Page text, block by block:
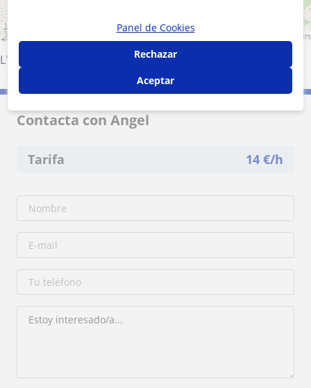
1 km
3000 ft
Leaflet| © contributors
L'Alcúdia de Crespins Canals
Contacta con Angel
Tarifa 14 €/h
Panel de Cookies
Rechazar
Aceptar